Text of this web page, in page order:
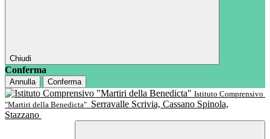
Chiudi
Conferma
Annulla
Conferma
Istituto Comprensivo
"Martiri della Benedicta" Serravalle Scrivia, Cassano Spinola,
Stazzano